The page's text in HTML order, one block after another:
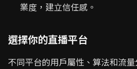
業度，建立信任感。
選擇你的直播平台
不同平台的用戶屬性、算法和流